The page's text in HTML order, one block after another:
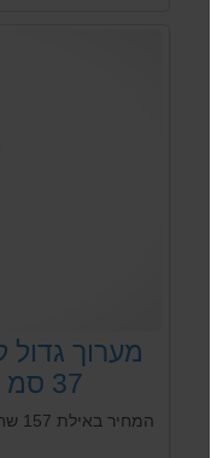
מערוך גדול
37 סמ - מבית ארקוסטיל
המחיר באילת 157 שח.